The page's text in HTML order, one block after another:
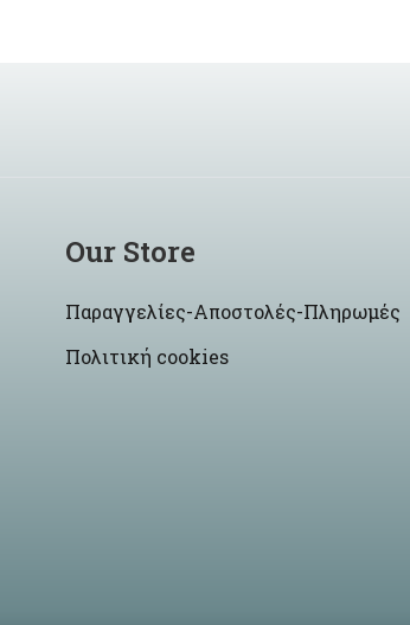
Our Store
Παραγγελίες-Αποστολές-Πληρωμές
Πολιτική cookies